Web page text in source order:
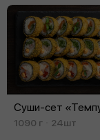
Суши-сет
1090 г 24шт